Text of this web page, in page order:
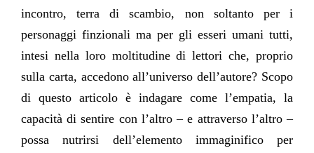
incontro, terra di scambio, non soltanto per i
personaggi finzionali ma per gli esseri umani tutti,
intesi nella loro moltitudine di lettori che, proprio
sulla carta, accedono all’universo dell’autore? Scopo
di questo articolo è indagare come l’empatia, la
capacità di sentire con l’altro – e attraverso l’altro –
possa nutrirsi dell’elemento immaginifico per